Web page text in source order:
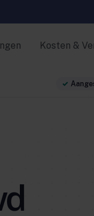
Kosten &